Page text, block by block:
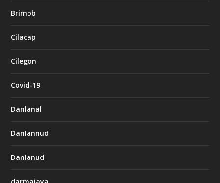
Brimob
Cilacap
Cilegon
Covid-19
Danlanal
Danlannud
Danlanud